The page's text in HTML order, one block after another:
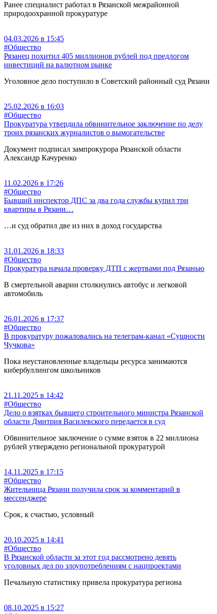
Ранее специалист работал в Рязанской межрайонной
природоохранной прокуратуре
04.03.2026 в 15:45
#Общество
Рязанец похитил 405 миллионов рублей под предлогом
инвестиций на валютном рынке
Уголовное дело поступило в Советский районный суд Рязани
25.02.2026 в 16:03
#Общество
Прокуратура утвердила обвинительное заключение по делу
троих рязанских журналистов о вымогательстве
Документ подписал зампрокурора Рязанской области
Александр Качуренко
11.02.2026 в 17:26
#Общество
Бывший инспектор ДПС за два года службы купил три
квартиры в Рязани…
…и суд обратил две из них в доход государства
31.01.2026 в 18:33
#Общество
Прокуратура начала проверку ДТП с жертвами под Рязанью
В смертельной аварии столкнулись автобус и легковой
автомобиль
26.01.2026 в 17:37
#Общество
В прокуратуру пожаловались на телеграм-канал «Сущности
Чучкова»
Пока неустановленные владельцы ресурса занимаются
кибербуллингом школьников
21.11.2025 в 14:42
#Общество
Дело о взятках бывшего строительного министра Рязанской
области Дмитрия Василевского передается в суд
Обвинительное заключение о сумме взяток в 22 миллиона
рублей утверждено региональной прокуратурой
14.11.2025 в 17:15
#Общество
Жительница Рязани получила срок за комментарий в
мессенджере
Срок, к счастью, условный
20.10.2025 в 14:41
#Общество
В Рязанской области за этот год рассмотрено девять
уголовных дел по злоупотреблениям с нацпроектами
Печальную статистику привела прокуратура региона
08.10.2025 в 15:27